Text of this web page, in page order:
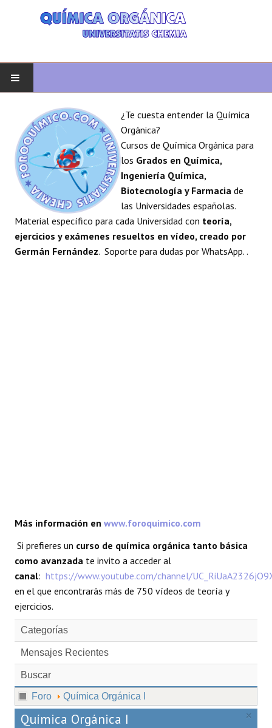
QUÍMICA ORGÁNICA
ORGÁNICA AVANZADA
HETEROCICLOS
SÍNTESIS
ESPECTROSCOPÍA
¿Te cuesta entender la Química
Orgánica?
Cursos de Química Orgánica para
los Grados en Química,
Ingeniería Química,
Biotecnología y Farmacia de
las Universidades españolas.
Material específico para cada Universidad con teoría,
ejercicios y exámenes resueltos en vídeo, creado por
Germán Fernández. Soporte para dudas por WhatsApp. .
Más información en www.foroquimico.com
Si prefieres un curso de química orgánica tanto básica
como avanzada te invito a acceder al
canal: https://www.youtube.com/channel/
en el que encontrarás más de 750 vídeos de teoría y
ejercicios.
Categorías
Mensajes Recientes
Buscar
Foro
Química Orgánica I
×
Química Orgánica I